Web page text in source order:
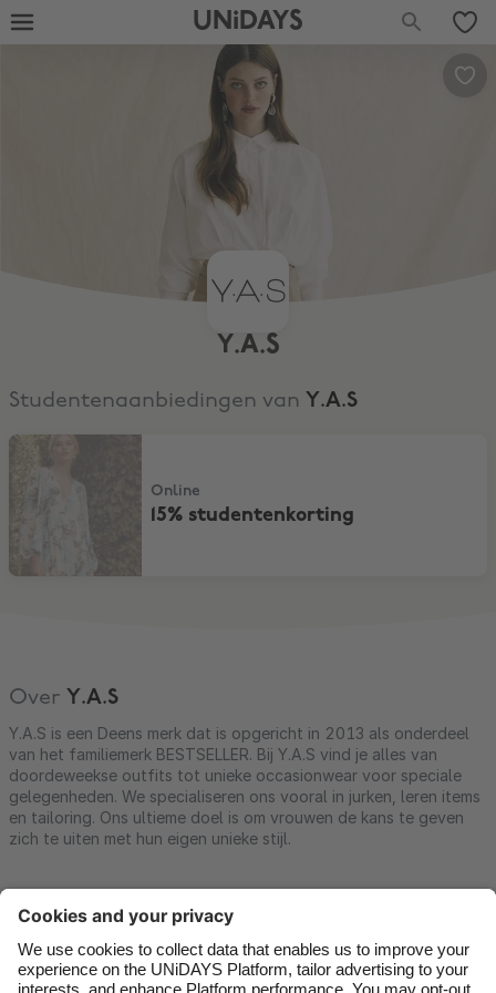
UNiDAYS
Y.A.S
Studentenaanbiedingen van Y.A.S
15% studentenkorting
Online
15% studentenkorting
Over Y.A.S
Y.A.S is een Deens merk dat is opgericht in 2013 als onderdeel
van het familiemerk BESTSELLER. Bij Y.A.S vind je alles van
doordeweekse outfits tot unieke occasionwear voor speciale
gelegenheden. We specialiseren ons vooral in jurken, leren items
en tailoring. Ons ultieme doel is om vrouwen de kans te geven
zich te uiten met hun eigen unieke stijl.
Contact Corporate Pers Vacatures